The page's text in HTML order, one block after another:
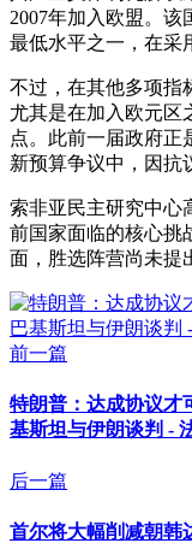
2007年加入欧盟。
最低水平之一，在采
不过，在其他多项指
尤其是在加入欧元区
点。此前一届政府正
新预算争议中，因抗
索非亚民主研究中心
前国家面临的核心挑
面，胜选阵营尚未提
前一篇
特朗普：达成协议才
基斯坦与伊朗谈判 -
后一篇
首尔将大幅削减朝韩